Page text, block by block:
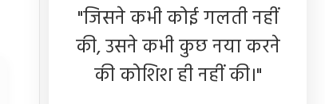
"जिसने कभी कोई गलती नहीं
की, उसने कभी कुछ नया करने
की कोशिश ही नहीं की।"